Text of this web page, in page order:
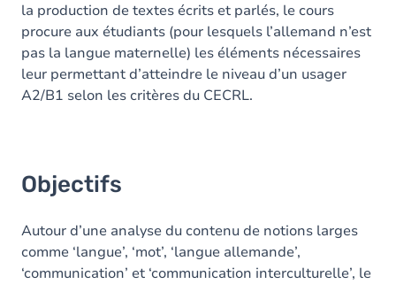
Exercices
la production de textes écrits et parlés, le cours
procure aux étudiants (pour lesquels l’allemand n’est
pas la langue maternelle) les éléments nécessaires
leur permettant d’atteindre le niveau d’un usager
A2/B1 selon les critères du CECRL.
Objectifs
Autour d’une analyse du contenu de notions larges
comme ‘langue’, ‘mot’, ‘langue allemande’,
‘communication’ et ‘communication interculturelle’, le